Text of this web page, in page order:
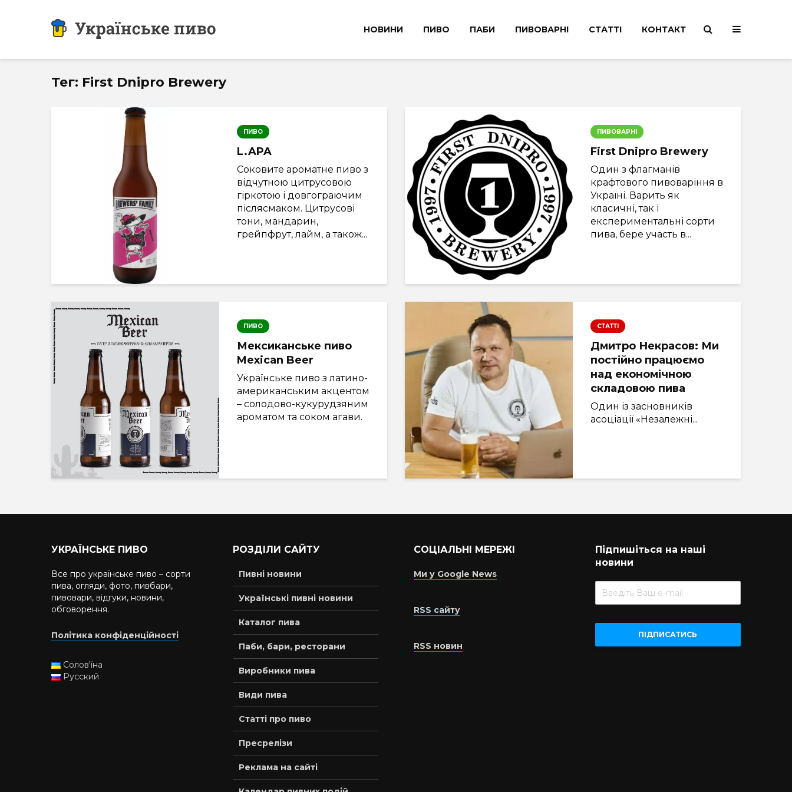
НОВИНИ ПИВО ПАБИ ПИВОВАРНІ СТАТТІ КОНТАКТ
Тег: First Dnipro Brewery
ПИВО
L.APA
Соковите ароматне пиво з
відчутною цитрусовою
гіркотою і довгограючим
післясмаком. Цитрусові
тони, мандарин,
грейпфрут, лайм, а також...
ПИВОВАРНІ
First Dnipro Brewery
Один з флагманів
крафтового пивоваріння в
Україні. Варить як
класичні, так і
експериментальні сорти
пива, бере участь в...
ПИВО
Мексиканське пиво
Mexican Beer
Українське пиво з латино-
американським акцентом
– солодово-кукурудзяним
ароматом та соком агави.
СТАТТІ
Дмитро Некрасов: Ми
постійно працюємо
над економічною
складовою пива
Один із засновників
асоціації «Незалежні...
УКРАЇНСЬКЕ ПИВО
Все про українське пиво – сорти
пива, огляди, фото, пивбари,
пивовари, відгуки, новини,
обговорення.
Політика конфіденційності
Солов'їна
Русский
РОЗДІЛИ САЙТУ
Пивні новини
Українські пивні новини
Каталог пива
Паби, бари, ресторани
Виробники пива
Види пива
Статті про пиво
Пресрелізи
Реклама на сайті
СОЦІАЛЬНІ МЕРЕЖІ
Ми у Google News
RSS сайту
RSS новин
Підпишіться на наші
новини